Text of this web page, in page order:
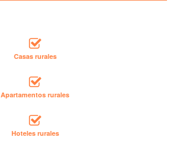
Casas rurales
Apartamentos rurales
Hoteles rurales